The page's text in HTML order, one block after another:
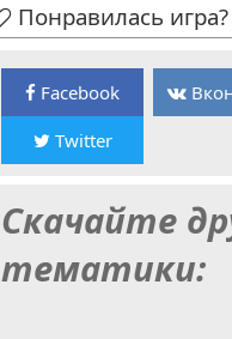
Понравилась
Facebook
Twitter
Скачайте
тематики: